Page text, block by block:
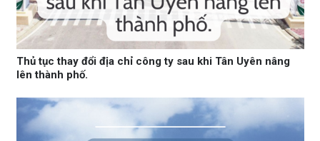
Thủ tục thay đổi địa chỉ công ty sau khi Tân Uyên nâng
lên thành phố.